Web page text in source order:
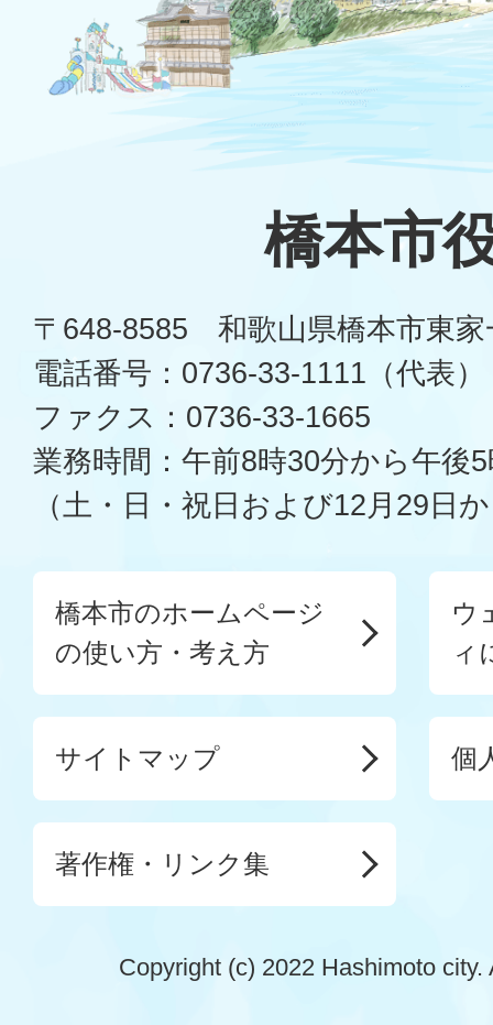
橋本市
〒648-8585 和歌山県橋本市東家
電話番号：0736-33-1111（代表）
ファクス：0736-33-1665
業務時間：午前8時30分から午後
（土・日・祝日および12月29日
橋本市のホームページ
の使い方・考え方
ウ
ィ
サイトマップ 個
著作権・リンク集
Copyright (c) 2022 Hashimoto